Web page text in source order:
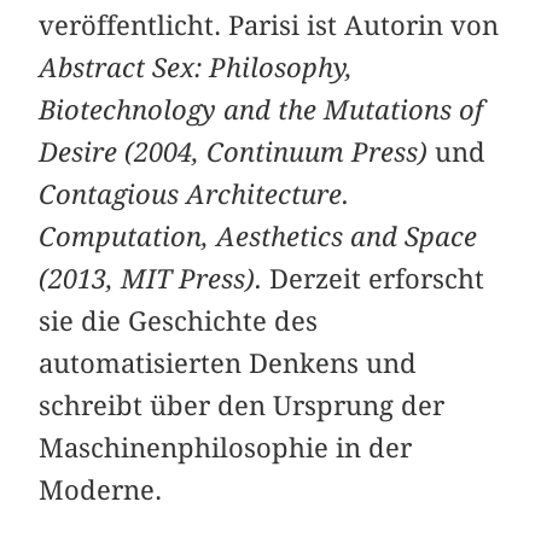
veröffentlicht. Parisi ist Autorin von
Abstract Sex: Philosophy,
Biotechnology and the Mutations of
Desire (2004, Continuum Press) und
Contagious Architecture.
Computation, Aesthetics and Space
(2013, MIT Press). Derzeit erforscht
sie die Geschichte des
automatisierten Denkens und
schreibt über den Ursprung der
Maschinenphilosophie in der
Moderne.